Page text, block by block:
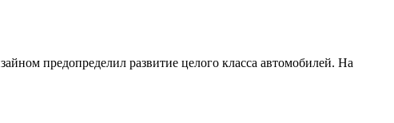
предопределил развитие целого класса автомобилей. На